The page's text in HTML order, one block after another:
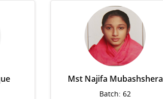
Mst Najifa Mubashshera
Batch: 62